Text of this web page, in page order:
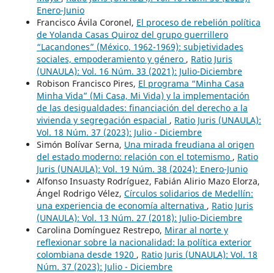
Enero-Junio
Francisco Ávila Coronel, El proceso de rebelión política
de Yolanda Casas Quiroz del grupo guerrillero
“Lacandones” (México, 1962-1969): subjetividades
sociales, empoderamiento y género , Ratio Juris
(UNAULA): Vol. 16 Núm. 33 (2021): Julio-Diciembre
Robison Francisco Pires, El programa “Minha Casa
Minha Vida” (Mi Casa, Mi Vida) y la implementación
de las desigualdades: financiación del derecho a la
vivienda y segregación espacial , Ratio Juris (UNAULA):
Vol. 18 Núm. 37 (2023): Julio - Diciembre
Simón Bolívar Serna, Una mirada freudiana al origen
del estado moderno: relación con el totemismo , Ratio
Juris (UNAULA): Vol. 19 Núm. 38 (2024): Enero-Junio
Alfonso Insuasty Rodríguez, Fabián Alirio Mazo Elorza,
Ángel Rodrigo Vélez, Círculos solidarios de Medellín:
una experiencia de economía alternativa , Ratio Juris
(UNAULA): Vol. 13 Núm. 27 (2018): Julio-Diciembre
Carolina Domínguez Restrepo, Mirar al norte y
reflexionar sobre la nacionalidad: la política exterior
colombiana desde 1920 , Ratio Juris (UNAULA): Vol. 18
Núm. 37 (2023): Julio - Diciembre